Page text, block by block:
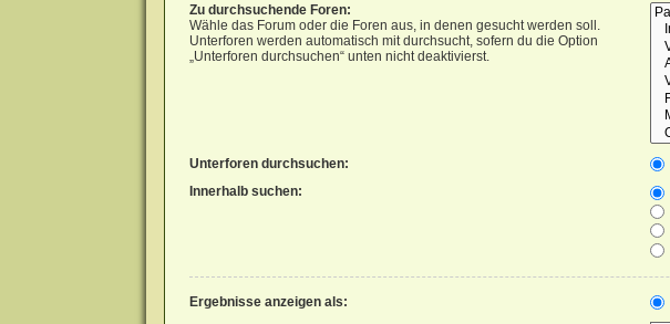
Zu durchsuchende Foren:
Wähle das Forum oder die Foren aus, in denen gesucht werden soll.
Unterforen werden automatisch mit durchsucht, sofern du die Option
„Unterforen durchsuchen“ unten nicht deaktivierst.
Unterforen durchsuchen:
Innerhalb suchen:
Ergebnisse anzeigen als: